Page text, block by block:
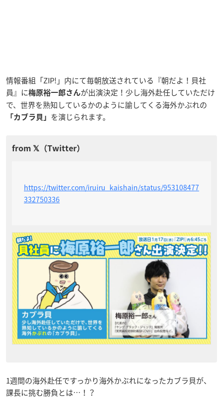
情報番組「ZIP!」内にて毎朝放送されている『朝だよ！貝社
員』に梅原裕一郎さんが出演決定！少し海外赴任していただけ
で、世界を熟知しているかのように諭してくる海外かぶれの
「カブラ貝」 を演じられます。
https://twitter.com/iruiru_kaishain/status/953108477
332750336
1週間の海外赴任ですっかり海外かぶれになったカブラ貝が、
課長に挑む勝負とは…！？